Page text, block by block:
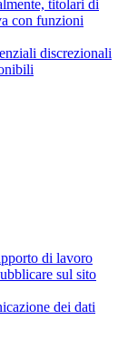
titolari di
con funzioni
discrezionali
di lavoro
sul sito
dei dati